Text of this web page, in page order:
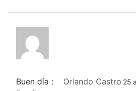
Orlando Castro 25
Buen día :